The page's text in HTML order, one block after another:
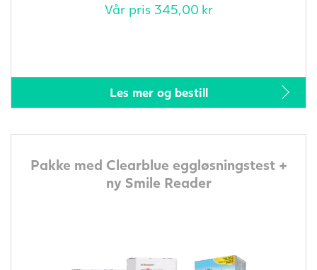
Vår pris 345,00 kr
Les mer og bestill
Pakke med Clearblue eggløsningstest +
ny Smile Reader